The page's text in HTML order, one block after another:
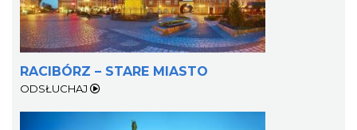
RACIBÓRZ – STARE MIASTO
ODSŁUCHAJ